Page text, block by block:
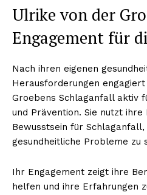
Ulrike von der
Engagement für
Nach ihren eigenen
Herausforderungen
Groebens Schlaganfall aktiv
und Prävention. Sie nutzt
Bewusstsein für
gesundheitliche Probleme zu
Ihr Engagement zeigt ihre
helfen und ihre Erfahrungen